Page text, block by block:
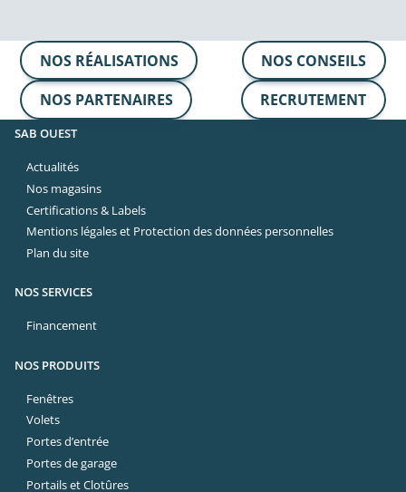
NOS RÉALISATIONS
NOS CONSEILS
NOS PARTENAIRES
RECRUTEMENT
SAB OUEST
Actualités
Nos magasins
Certifications & Labels
Mentions légales et Protection des données personnelles
Plan du site
NOS SERVICES
Financement
NOS PRODUITS
Fenêtres
Volets
Portes d’entrée
Portes de garage
Portails et Clotûres